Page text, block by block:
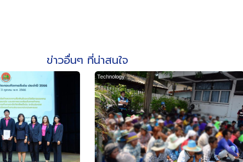
ข่าวอื่นๆ ที่น่าสนใจ
Technology